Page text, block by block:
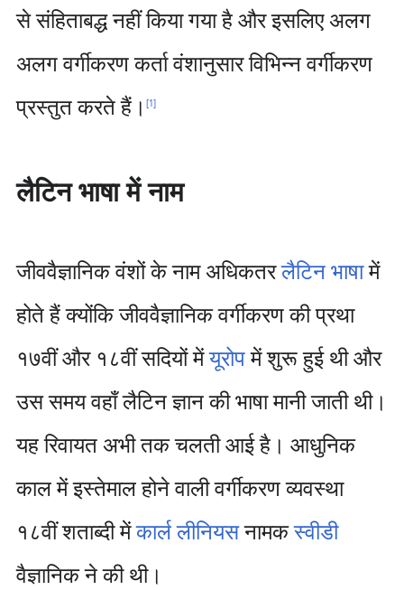
से संहिताबद्ध नहीं किया गया है और इसलिए अलग
अलग वर्गीकरण कर्ता वंशानुसार विभिन्न वर्गीकरण
प्रस्तुत करते हैं। [1]
लैटिन भाषा में नाम
जीववैज्ञानिक वंशों के नाम अधिकतरलैटिन भाषामें
होते हैं क्योंकि जीववैज्ञानिक वर्गीकरण की प्रथा
१७वीं और १८वीं सदियों मेंयूरोपमें शुरू हुई थी और
उस समय वहाँ लैटिन ज्ञान की भाषा मानी जाती थी।
यह रिवायत अभी तक चलती आई है। आधुनिक
काल में इस्तेमाल होने वाली वर्गीकरण व्यवस्था
१८वीं शताब्दी मेंकार्ल लीनियसनामकस्वीडी
वैज्ञानिक ने की थी।